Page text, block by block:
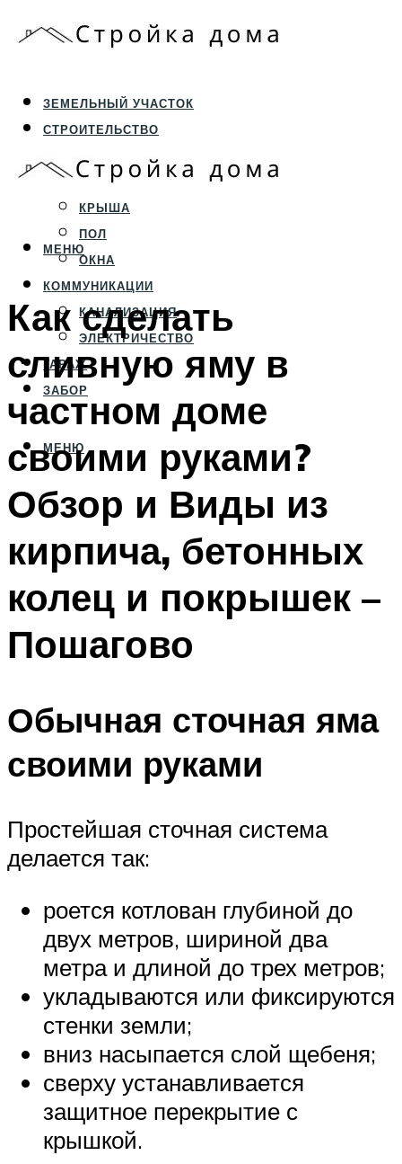
ЗЕМЕЛЬНЫЙ УЧАСТОК
СТРОИТЕЛЬСТВО
ФУНДАМЕНТ И ЦОКОЛЬ
ПЕРЕКРЫТИЯ И СТЕНЫ
КРЫША
ПОЛ
ОКНА
КОММУНИКАЦИИ
КАНАЛИЗАЦИЯ
ЭЛЕКТРИЧЕСТВО
ГАРАЖ
ЗАБОР
МЕНЮ
МЕНЮ
Как сделать
сливную яму в
частном доме
своими руками?
Обзор и Виды из
кирпича, бетонных
колец и покрышек –
Пошагово
Обычная сточная яма
своими руками
Простейшая сточная система
делается так:
роется котлован глубиной до
двух метров, шириной два
метра и длиной до трех метров;
укладываются или фиксируются
стенки земли;
вниз насыпается слой щебеня;
сверху устанавливается
защитное перекрытие с
крышкой.